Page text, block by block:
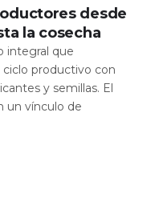
desde
la cosecha
integral que
productivo con
y semillas. El
un vínculo de